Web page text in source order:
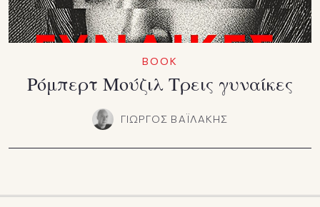
BOOK
Ρόμπερτ Μούζιλ Τρεις γυναίκες
ΓΙΩΡΓΟΣ ΒΑΪΛΑΚΗΣ